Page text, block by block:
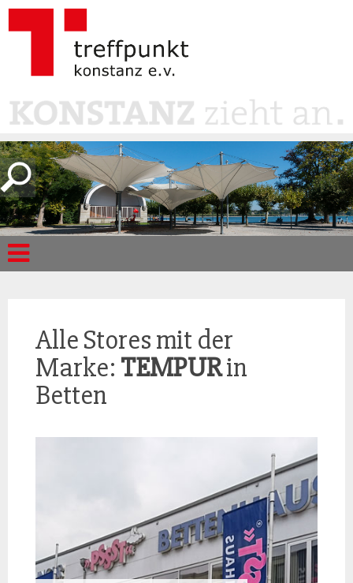
Alle Stores mit der
Marke: TEMPURin
Betten